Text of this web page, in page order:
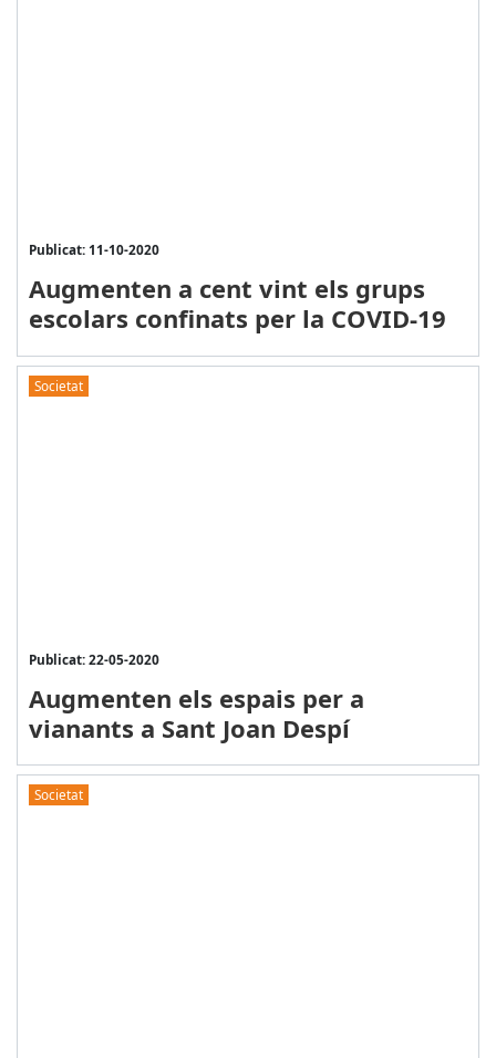
Publicat: 11-10-2020
Augmenten a cent vint els grups
escolars confinats per la COVID-19
Societat
Publicat: 22-05-2020
Augmenten els espais per a
vianants a Sant Joan Despí
Societat